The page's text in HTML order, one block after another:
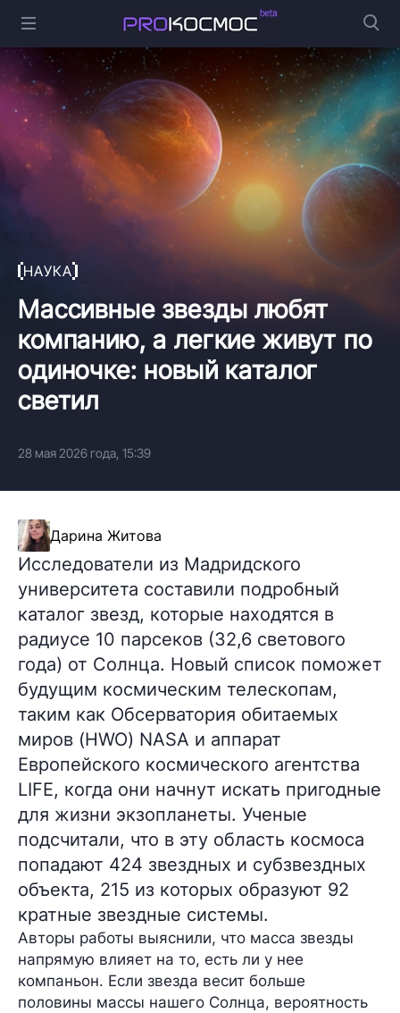
НАУКА
Массивные звезды любят
компанию, а легкие живут по
одиночке: новый каталог
светил
28 мая 2026 года, 15:39
Дарина Житова
Исследователи из Мадридского
университета составили подробный
каталог звезд, которые находятся в
радиусе 10 парсеков (32,6 светового
года) от Солнца. Новый список поможет
будущим космическим телескопам,
таким как Обсерватория обитаемых
миров (HWO) NASA и аппарат
Европейского космического агентства
LIFE, когда они начнут искать пригодные
для жизни экзопланеты. Ученые
подсчитали, что в эту область космоса
попадают 424 звездных и субзвездных
объекта, 215 из которых образуют 92
кратные звездные системы.
Авторы работы выяснили, что масса звезды
напрямую влияет на то, есть ли у нее
компаньон. Если звезда весит больше
половины массы нашего Солнца, вероятность